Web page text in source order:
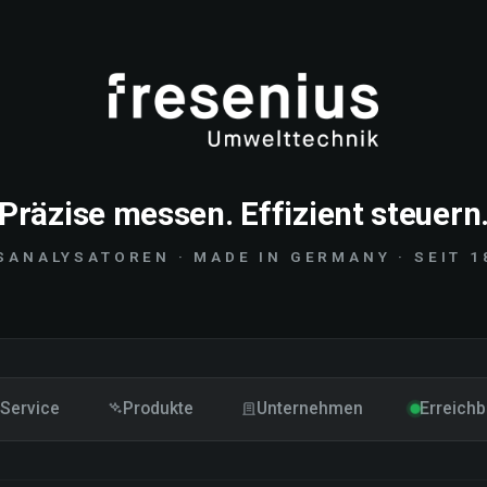
messen. Effizient steuern.
· MADE IN GERMANY · SEIT
Service Produkte Unternehmen